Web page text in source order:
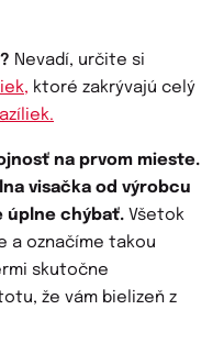
Nevadí, určite si
ktoré zakrývajú celý
na prvom mieste.
visačka od výrobcu
úplne chýbať. Všetok
a označíme takou
skutočne
že vám bielizeň z